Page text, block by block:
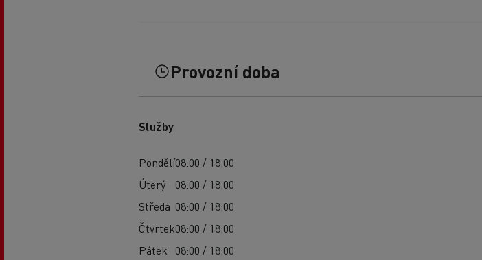
Provozní doba
Služby
Pondělí08:00 / 18:00
Úterý
08:00 / 18:00
Středa 08:00 / 18:00
Čtvrtek08:00 / 18:00
Pátek
08:00 / 18:00